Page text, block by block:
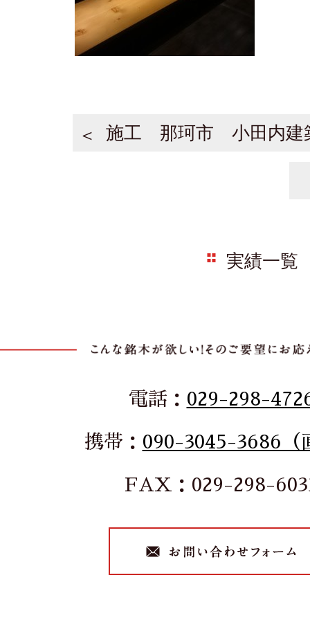
施工 那珂市 小田内建
実績一覧
電話： 029-298-
携帯： 090-3045-3686（
FAX：029-298-